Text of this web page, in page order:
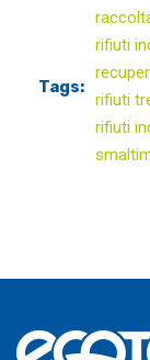
Tags:
rifiuti
rifiuti
rifiuti